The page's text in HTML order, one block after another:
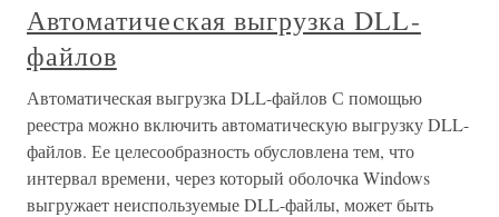
Автоматическая выгрузка DLL-
файлов
Автоматическая выгрузка DLL-файлов С помощью
реестра можно включить автоматическую выгрузку DLL-
файлов. Ее целесообразность обусловлена тем, что
интервал времени, через который оболочка Windows
выгружает неиспользуемые DLL-файлы, может быть